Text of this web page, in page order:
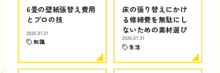
6畳の壁紙張替え費用
とプロの技
2026.07.31
知識
床の張り替えにかけ
る修繕費を無駄にし
ないための素材選び
2026.07.31
生活